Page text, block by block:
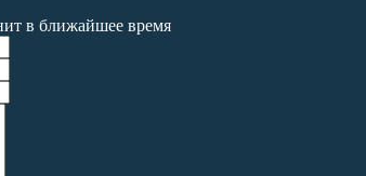
в ближайшее время